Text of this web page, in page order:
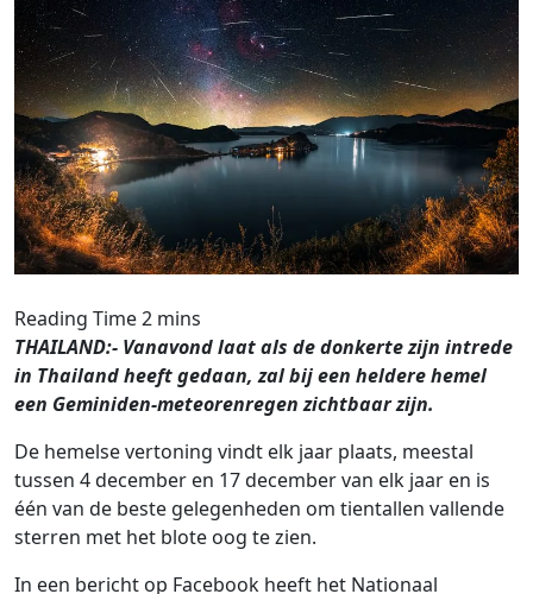
THAILAND:- Vanavond laat als de donkerte zijn intrede
in Thailand heeft gedaan, zal bij een heldere hemel
een Geminiden-meteorenregen zichtbaar zijn.
De hemelse vertoning vindt elk jaar plaats, meestal
tussen 4 december en 17 december van elk jaar en is
één van de beste gelegenheden om tientallen vallende
sterren met het blote oog te zien.
In een bericht op Facebook heeft het Nationaal